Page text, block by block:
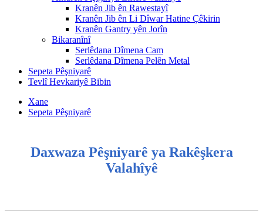
Kranên Jib ên Rawestayî
Kranên Jib ên Li Dîwar Hatine Çêkirin
Kranên Gantry yên Jorîn
Bikaranînî
Serlêdana Dîmena Cam
Serlêdana Dîmena Pelên Metal
Sepeta Pêşniyarê
Tevlî Hevkariyê Bibin
Xane
Sepeta Pêşniyarê
Daxwaza Pêşniyarê ya Rakêşkera
Valahîyê